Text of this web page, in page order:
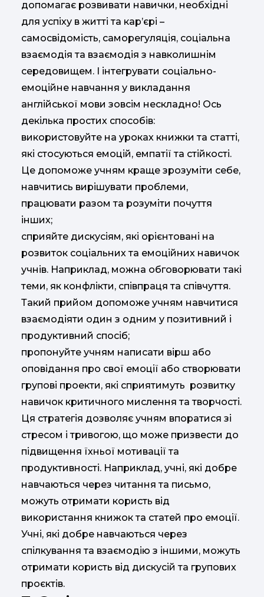
допомагає розвивати навички, необхідні
для успіху в житті та кар’єрі –
самосвідомість, саморегуляція, соціальна
взаємодія та взаємодія з навколишнім
середовищем. І інтегрувати соціально-
емоційне навчання у викладання
англійської мови зовсім нескладно! Ось
декілька простих способів:
використовуйте на уроках книжки та статті,
які стосуються емоцій, емпатії та стійкості.
Це допоможе учням краще зрозуміти себе,
навчитись вирішувати проблеми,
працювати разом та розуміти почуття
інших;
сприяйте дискусіям, які орієнтовані на
розвиток соціальних та емоційних навичок
учнів. Наприклад, можна обговорювати такі
теми, як конфлікти, співпраця та співчуття.
Такий прийом допоможе учням навчитися
взаємодіяти один з одним у позитивний і
продуктивний спосіб;
пропонуйте учням написати вірш або
оповідання про свої емоції або створювати
групові проекти, які сприятимуть розвитку
навичок критичного мислення та творчості.
Ця стратегія дозволяє учням впоратися зі
стресом і тривогою, що може призвести до
підвищення їхньої мотивації та
продуктивності. Наприклад, учні, які добре
навчаються через читання та письмо,
можуть отримати користь від
використання книжок та статей про емоції.
Учні, які добре навчаються через
спілкування та взаємодію з іншими, можуть
отримати користь від дискусій та групових
проєктів.